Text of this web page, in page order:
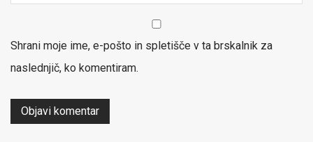
Shrani moje ime, e-pošto in spletišče v ta brskalnik za
naslednjič, ko komentiram.